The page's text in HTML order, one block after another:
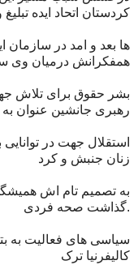
کردستان اتحاد ایده تبلیغ
ها بعد و امد در
همفکرانش درمیان وی
بشر حقوق برای تلاش
رهبری جانشین عنوان به
استقلال جهت در
زنان جنبش و کرد
به تصمیم تام اش
.گذاشت صحه فردی
سیاسی های فعالیت به
کالیفرنیا ترک